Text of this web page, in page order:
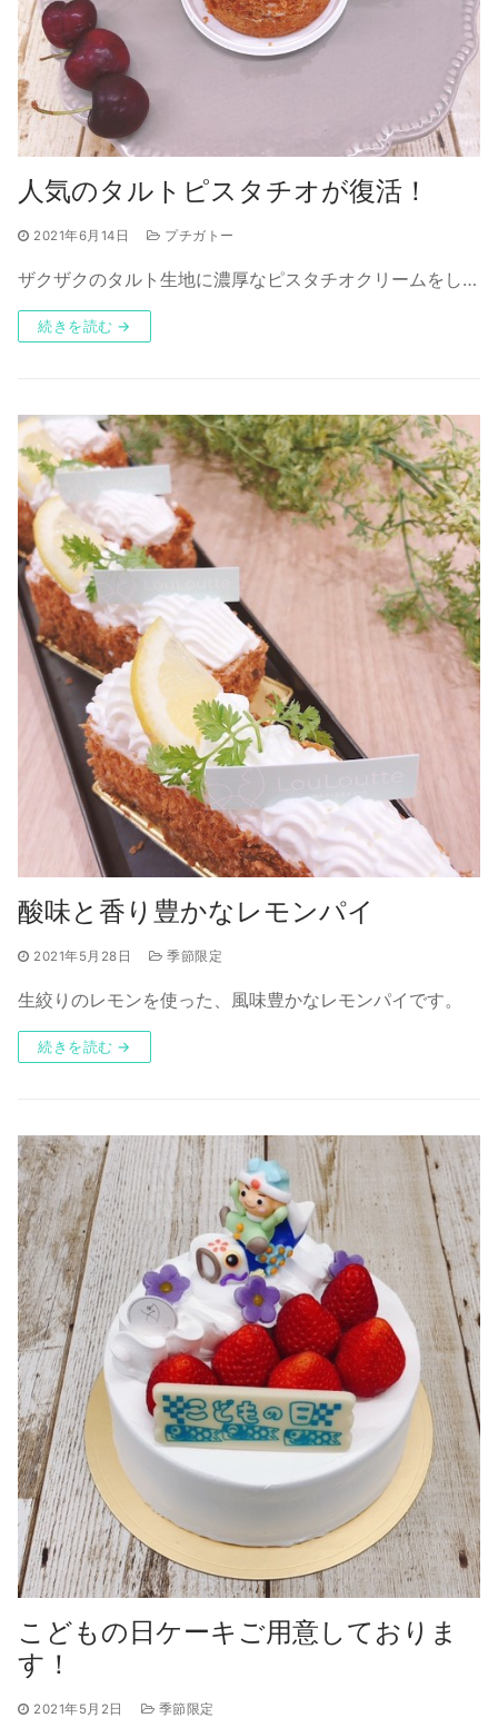
人気のタルトピスタチオが復活！
2021年6月14日 プチガトー
ザクザクのタルト生地に濃厚なピスタチオクリームをし…
続きを読む →
酸味と香り豊かなレモンパイ
2021年5月28日 季節限定
生絞りのレモンを使った、風味豊かなレモンパイです。
続きを読む →
こどもの日ケーキご用意しておりま
す！
2021年5月2日 季節限定